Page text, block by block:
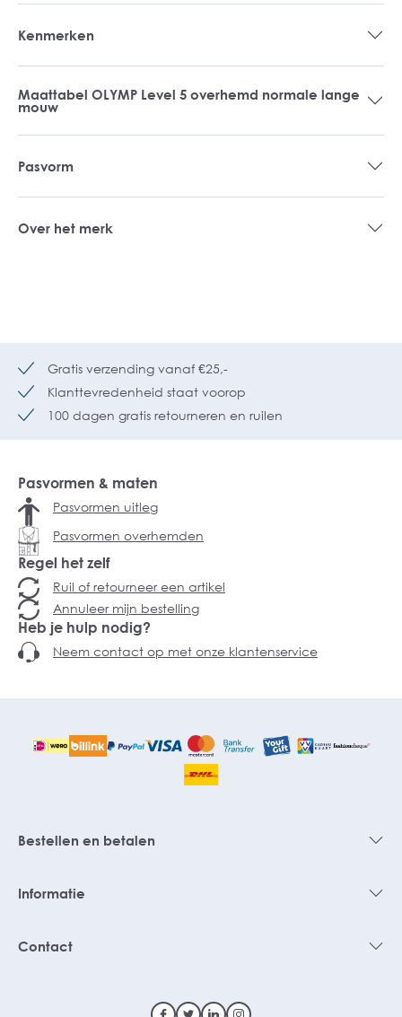
Kenmerken
Maattabel OLYMP Level 5 overhemd normale lange
mouw
Pasvorm
Over het merk
Gratis verzending vanaf €25,-
Klanttevredenheid staat voorop
100 dagen gratis retourneren en ruilen
Pasvormen & maten
Pasvormen uitleg
Pasvormen overhemden
Regel het zelf
Ruil of retourneer een artikel
Annuleer mijn bestelling
Heb je hulp nodig?
Neem contact op met onze klantenservice
Bestellen en betalen
Informatie
Contact